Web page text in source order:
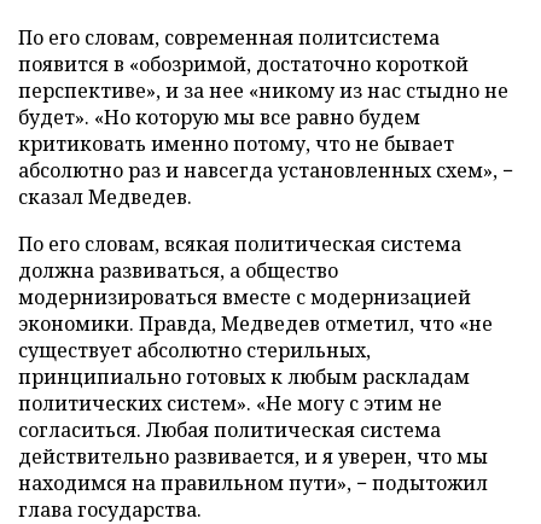
По его словам, современная политсистема
появится в «обозримой, достаточно короткой
перспективе», и за нее «никому из нас стыдно не
будет». «Но которую мы все равно будем
критиковать именно потому, что не бывает
абсолютно раз и навсегда установленных схем», −
сказал Медведев.
По его словам, всякая политическая система
должна развиваться, а общество
модернизироваться вместе с модернизацией
экономики. Правда, Медведев отметил, что «не
существует абсолютно стерильных,
принципиально готовых к любым раскладам
политических систем». «Не могу с этим не
согласиться. Любая политическая система
действительно развивается, и я уверен, что мы
находимся на правильном пути», − подытожил
глава государства.